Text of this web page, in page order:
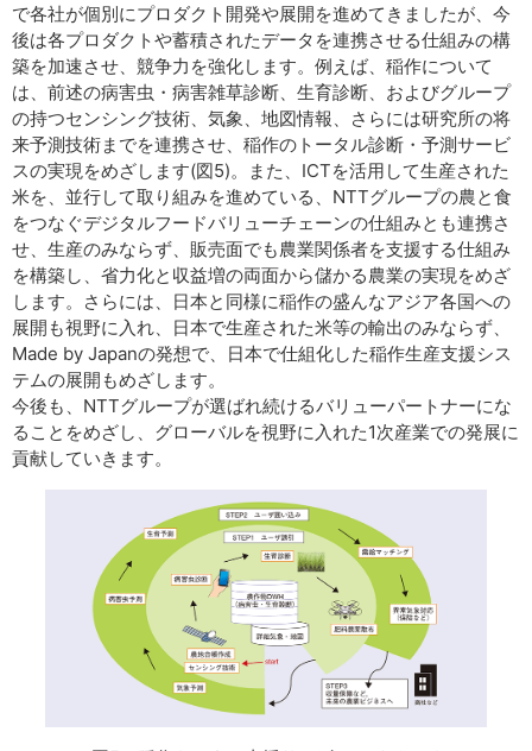
で各社が個別にプロダクト開発や展開を進めてきましたが、今
後は各プロダクトや蓄積されたデータを連携させる仕組みの構
築を加速させ、競争力を強化します。例えば、稲作について
は、前述の病害虫・病害雑草診断、生育診断、およびグループ
の持つセンシング技術、気象、地図情報、さらには研究所の将
来予測技術までを連携させ、稲作のトータル診断・予測サービ
スの実現をめざします(図5)。また、ICTを活用して生産された
米を、並行して取り組みを進めている、NTTグループの農と食
をつなぐデジタルフードバリューチェーンの仕組みとも連携さ
せ、生産のみならず、販売面でも農業関係者を支援する仕組み
を構築し、省力化と収益増の両面から儲かる農業の実現をめざ
します。さらには、日本と同様に稲作の盛んなアジア各国への
展開も視野に入れ、日本で生産された米等の輸出のみならず、
Made by Japanの発想で、日本で仕組化した稲作生産支援シス
テムの展開もめざします。
今後も、NTTグループが選ばれ続けるバリューパートナーにな
ることをめざし、グローバルを視野に入れた1次産業での発展に
貢献していきます。